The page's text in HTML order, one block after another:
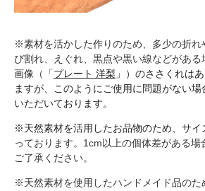
※素材を活かした作りのため、多少の折れ
び割れ、えぐれ、黒点や黒い線などがあ
画像（「プレート 洋梨 」）のささくれは
ますが、このようにご使用に問題がない
いただいております。
※天然素材を活用したお品物のため、サイ
っております。1cm以上の個体差がある場
ご了承ください。
※天然素材を使用したハンドメイド品のた